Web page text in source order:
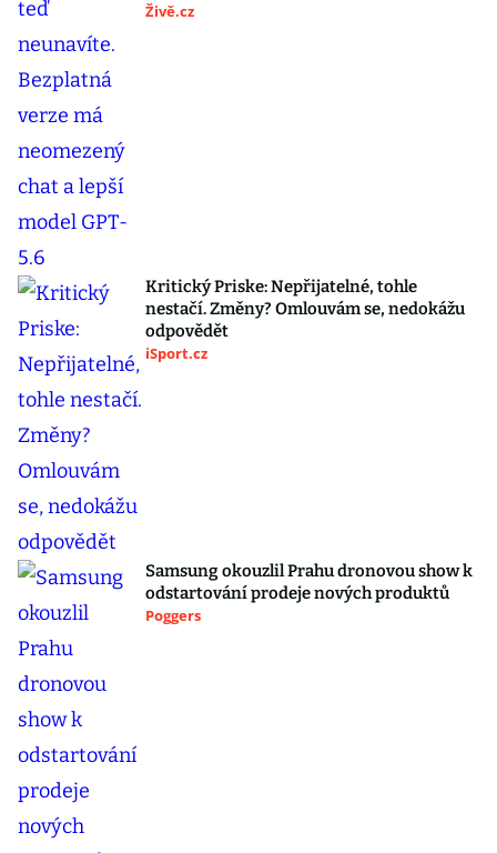
Živě.cz
Kritický Priske: Nepřijatelné, tohle
nestačí. Změny? Omlouvám se, nedokážu
odpovědět
iSport.cz
Samsung okouzlil Prahu dronovou show k
odstartování prodeje nových produktů
Poggers